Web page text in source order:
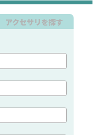
アクセサリを探す